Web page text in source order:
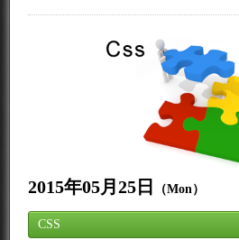
2015年05月25日 （Mon）
CSS